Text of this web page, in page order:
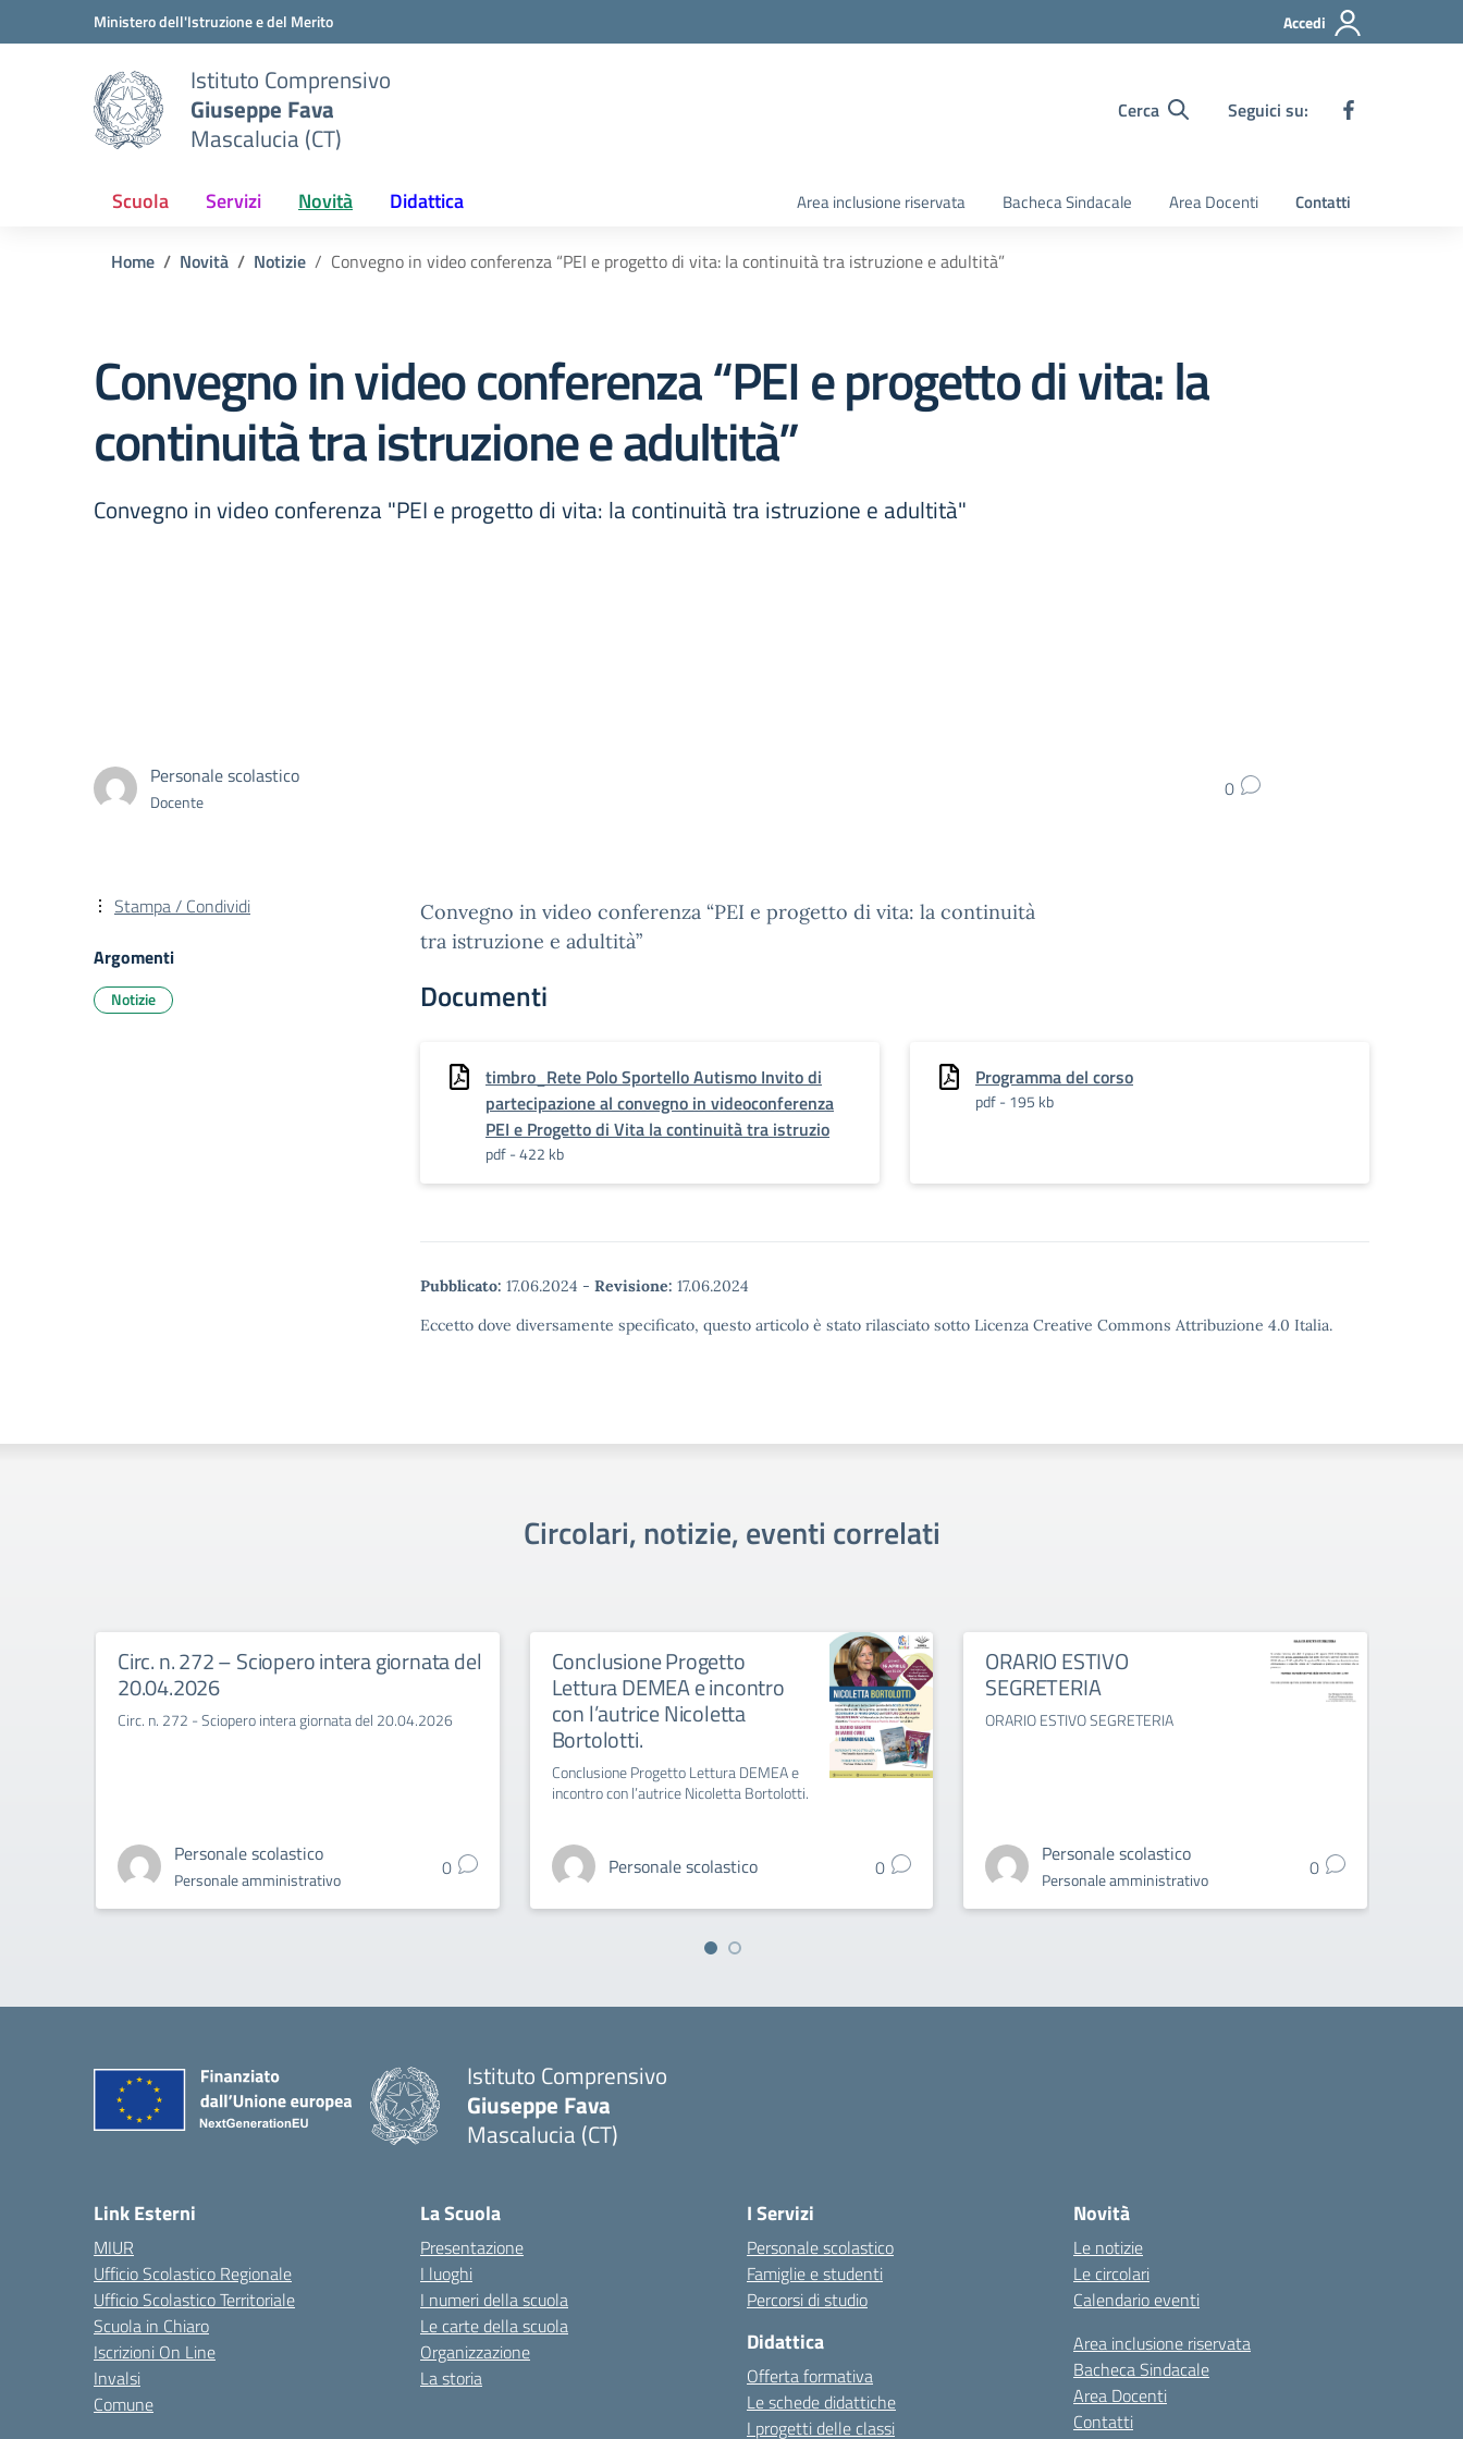
Vai ai contenuti
Vai al menu di navigazioneMinistero dell'Istruzione e del Merito Accedi
Istituto Comprensivo
Giuseppe Fava
Mascalucia (CT)
Cerca Seguici su:
Scuola Servizi Novità Didattica Area inclusione riservata Bacheca Sindacale Area Docenti Contatti
Home Novità Notizie Convegno in video conferenza “PEI e progetto di vita: la continuità tra istruzione e adultità”
Convegno in video conferenza “PEI e progetto di vita: la
continuità tra istruzione e adultità”
Convegno in video conferenza "PEI e progetto di vita: la continuità tra istruzione e adultità"
Personale scolastico
Docente 0
Convegno in video conferenza “PEI e progetto di vita: la continuità
tra istruzione e adultità”
Documenti
timbro_Rete Polo Sportello Autismo Invito di
partecipazione al convegno in videoconferenza
PEI e Progetto di Vita la continuità tra istruzio
pdf - 422 kb
Programma del corso
pdf - 195 kb
Pubblicato: 17.06.2024 - Revisione: 17.06.2024
Eccetto dove diversamente specificato, questo articolo è stato rilasciato sotto Licenza Creative Commons Attribuzione 4.0 Italia.
Stampa / Condividi
Argomenti
Notizie
Circolari, notizie, eventi correlati
Circ. n. 272 – Sciopero intera giornata del
20.04.2026
Circ. n. 272 - Sciopero intera giornata del 20.04.2026
Personale scolastico
Personale amministrativo 0
Conclusione Progetto
Lettura DEMEA e incontro
con l’autrice Nicoletta
Bortolotti.
Conclusione Progetto Lettura DEMEA e
incontro con l’autrice Nicoletta Bortolotti.
Personale scolastico 0
ORARIO ESTIVO
SEGRETERIA
ORARIO ESTIVO SEGRETERIA
Personale scolastico
Personale amministrativo 0
Istituto Comprensivo
Giuseppe Fava
Mascalucia (CT)
Link Esterni
MIUR
Ufficio Scolastico Regionale
Ufficio Scolastico Territoriale
Scuola in Chiaro
Iscrizioni On Line
Invalsi
Comune
La Scuola
Presentazione
I luoghi
I numeri della scuola
Le carte della scuola
Organizzazione
La storia
I Servizi
Personale scolastico
Famiglie e studenti
Percorsi di studio
Didattica
Offerta formativa
Le schede didattiche
I progetti delle classi
Novità
Le notizie
Le circolari
Calendario eventi
Area inclusione riservata
Bacheca Sindacale
Area Docenti
Contatti